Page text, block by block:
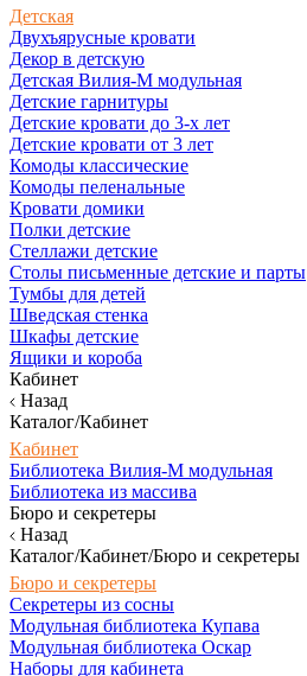
Детская
Двухъярусные кровати
Декор в детскую
Детская Вилия-М модульная
Детские гарнитуры
Детские кровати до 3-х лет
Детские кровати от 3 лет
Комоды классические
Комоды пеленальные
Кровати домики
Полки детские
Стеллажи детские
Столы письменные детские и парты
Тумбы для детей
Шведская стенка
Шкафы детские
Ящики и короба
Кабинет
Назад
Каталог/Кабинет
Кабинет
Библиотека Вилия-М модульная
Библиотека из массива
Бюро и секретеры
Назад
Каталог/Кабинет/Бюро и секретеры
Бюро и секретеры
Секретеры из сосны
Модульная библиотека Купава
Модульная библиотека Оскар
Наборы для кабинета